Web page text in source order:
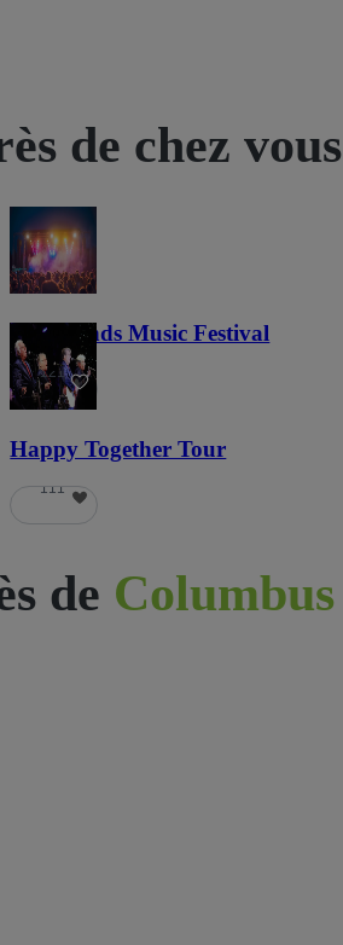
de chez vous
Lost Lands Music Festival
121
Happy Together Tour
111
de Columbus